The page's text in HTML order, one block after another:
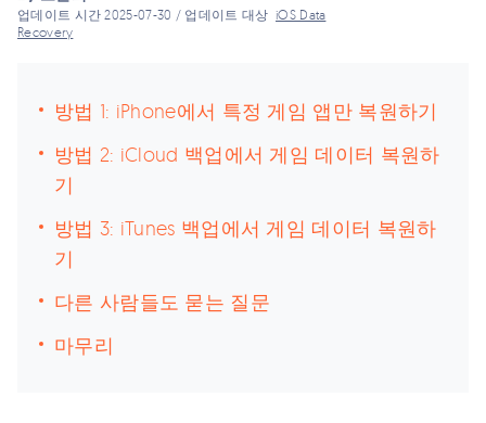
업데이트 시간 2025-07-30 / 업데이트 대상iOS Data
Recovery
방법 1: iPhone에서 특정 게임 앱만 복원하기
방법 2: iCloud 백업에서 게임 데이터 복원하
기
방법 3: iTunes 백업에서 게임 데이터 복원하
기
다른 사람들도 묻는 질문
마무리